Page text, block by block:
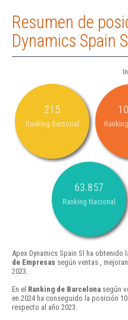
Resumen de
Dynamics Spain Sl
215
Ranking Sectorial
63.857
Ranking Nacional
Apex Dynamics Spain Sl ha obtenido
de Empresas según ventas ,
2023.
En el Ranking de Barcelona según
en 2024 ha conseguido la posición
respecto al año 2023.